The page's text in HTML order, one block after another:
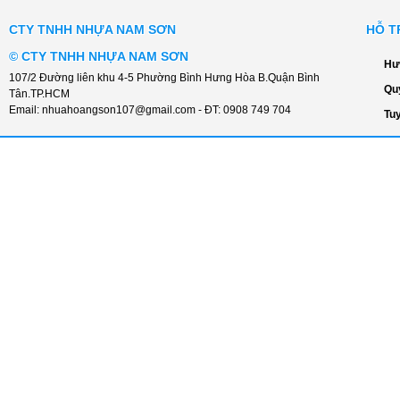
CTY TNHH NHỰA NAM SƠN
© CTY TNHH NHỰA NAM SƠN
107/2 Đường liên khu 4-5 Phường Bình Hưng Hòa B.Quận Bình
Tân.TP.HCM
Email: nhuahoangson107@gmail.com - ĐT: 0908 749 704
HỖ